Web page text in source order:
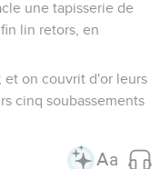
une tapisserie de
lin retors, en
et on couvrit d'or leurs
cinq soubassements